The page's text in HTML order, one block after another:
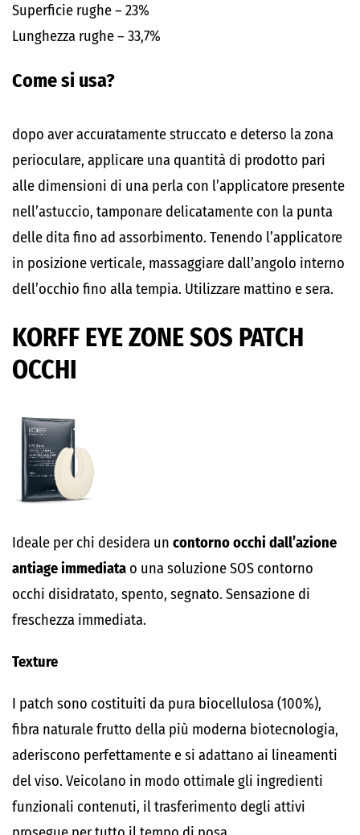
Superficie rughe – 23%
Lunghezza rughe – 33,7%
Come si usa?
dopo aver accuratamente struccato e deterso la zona
perioculare, applicare una quantità di prodotto pari
alle dimensioni di una perla con l’applicatore presente
nell’astuccio, tamponare delicatamente con la punta
delle dita fino ad assorbimento. Tenendo l’applicatore
in posizione verticale, massaggiare dall’angolo interno
dell’occhio fino alla tempia. Utilizzare mattino e sera.
KORFF EYE ZONE SOS PATCH
OCCHI
Ideale per chi desidera un contorno occhi dall’azione
antiage immediata o una soluzione SOS contorno
occhi disidratato, spento, segnato. Sensazione di
freschezza immediata.
Texture
I patch sono costituiti da pura biocellulosa (100%),
fibra naturale frutto della più moderna biotecnologia,
aderiscono perfettamente e si adattano ai lineamenti
del viso. Veicolano in modo ottimale gli ingredienti
funzionali contenuti, il trasferimento degli attivi